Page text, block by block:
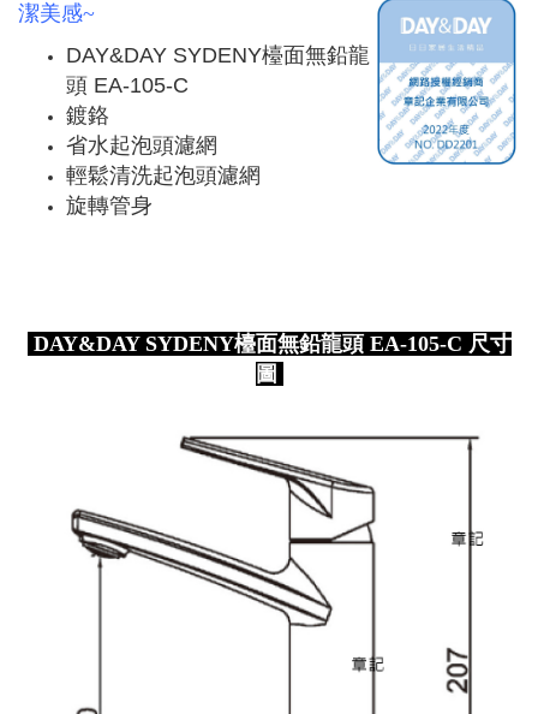
潔美感~
DAY&DAY SYDENY檯面無鉛龍
頭 EA-105-C
鍍鉻
省水起泡頭濾網
輕鬆清洗起泡頭濾網
旋轉管身
DAY&DAY SYDENY檯面無鉛龍頭 EA-105-C 尺寸
圖